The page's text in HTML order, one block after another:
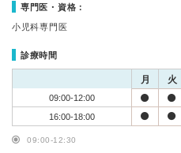
専門医・資格：
小児科専門医
診療時間
月 火
09:00-12:00
16:00-18:00
09:00-12:30